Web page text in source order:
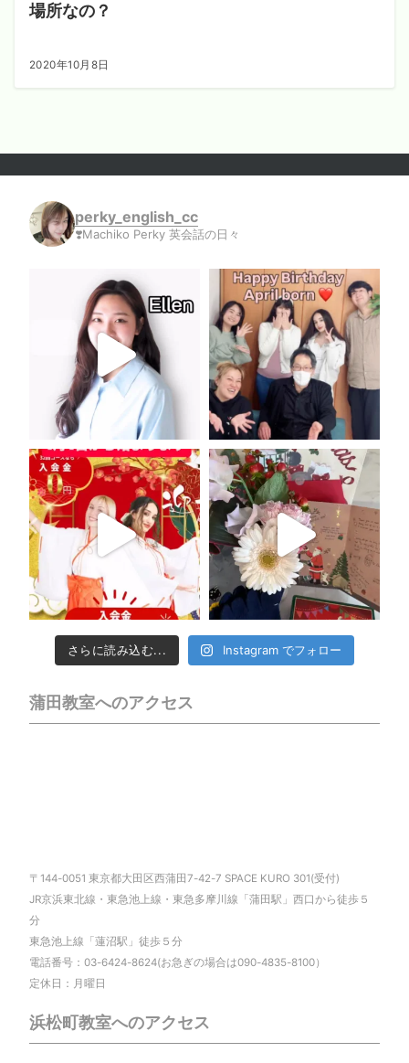
場所なの？
2020年10月8日
perky_english_cc
❣️Machiko Perky 英会話の日々
さらに読み込む... Instagram でフォロー
蒲田教室へのアクセス
〒144-0051 東京都大田区西蒲田7-42-7 SPACE KURO 301(受付)
JR京浜東北線・東急池上線・東急多摩川線「蒲田駅」西口から徒歩５
分
東急池上線「蓮沼駅」徒歩５分
電話番号：03-6424-8624(お急ぎの場合は090-4835-8100）
定休日：月曜日
浜松町教室へのアクセス